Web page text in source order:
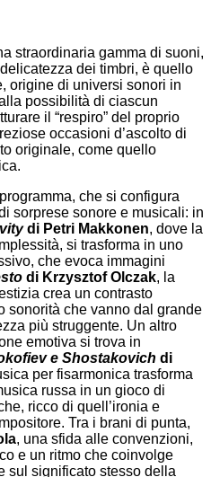
straordinaria gamma di suoni,
dei timbri, è quello
origine di universi sonori in
possibilità di ciascun
il “respiro” del proprio
occasioni d’ascolto di
originale, come quello
che si configura
sorprese sonore e musicali: in
di Petri Makkonen, dove la
si trasforma in uno
che evoca immagini
di Krzysztof Olczak, la
crea un contrasto
sonorità che vanno dal grande
più struggente. Un altro
emotiva si trova in
e Shostakovich di
per fisarmonica trasforma
russa in un gioco di
ricco di quell’ironia e
Tra i brani di punta,
, una sfida alle convenzioni,
e un ritmo che coinvolge
sul significato stesso della